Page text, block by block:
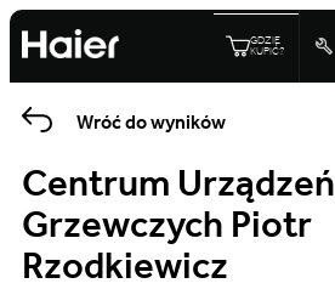
GDZIE
KUPIĆ?
Wróć do wyników
Centrum Urządzeń
Grzewczych Piotr
Rzodkiewicz